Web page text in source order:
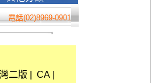
電話(02)8969-0901
二版 CA